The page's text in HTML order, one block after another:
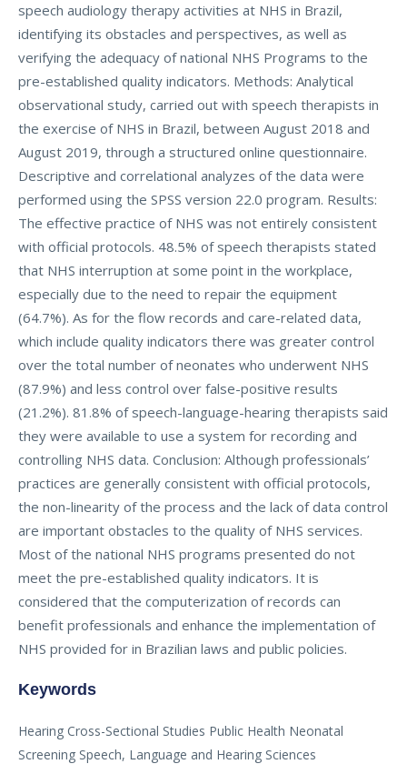
speech audiology therapy activities at NHS in Brazil,
identifying its obstacles and perspectives, as well as
verifying the adequacy of national NHS Programs to the
pre-established quality indicators. Methods: Analytical
observational study, carried out with speech therapists in
the exercise of NHS in Brazil, between August 2018 and
August 2019, through a structured online questionnaire.
Descriptive and correlational analyzes of the data were
performed using the SPSS version 22.0 program. Results:
The effective practice of NHS was not entirely consistent
with official protocols. 48.5% of speech therapists stated
that NHS interruption at some point in the workplace,
especially due to the need to repair the equipment
(64.7%). As for the flow records and care-related data,
which include quality indicators there was greater control
over the total number of neonates who underwent NHS
(87.9%) and less control over false-positive results
(21.2%). 81.8% of speech-language-hearing therapists said
they were available to use a system for recording and
controlling NHS data. Conclusion: Although professionals’
practices are generally consistent with official protocols,
the non-linearity of the process and the lack of data control
are important obstacles to the quality of NHS services.
Most of the national NHS programs presented do not
meet the pre-established quality indicators. It is
considered that the computerization of records can
benefit professionals and enhance the implementation of
NHS provided for in Brazilian laws and public policies.
Keywords
Hearing Cross-Sectional Studies Public Health Neonatal
Screening Speech, Language and Hearing Sciences